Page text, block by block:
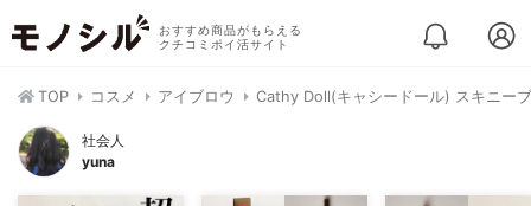
おすすめ商品がもらえる
クチコミポイ活サイト
TOP コスメ アイブロウ Cathy Doll(キャシードール) スキニー
社会人
yuna